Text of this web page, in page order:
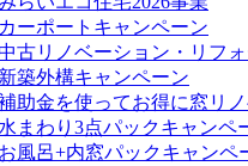
カーポートキャンペーン
古リノベーション・リフ
新築外構キャンペーン
助金を使ってお得に窓リノ
まわり3点パックキャンペ
お風呂+内窓パックキャンペ